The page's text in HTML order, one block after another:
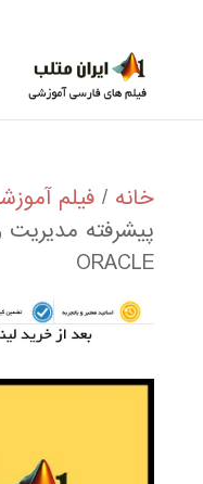
خانه / فیلم
پیشرفته مدیریت
ORACLE